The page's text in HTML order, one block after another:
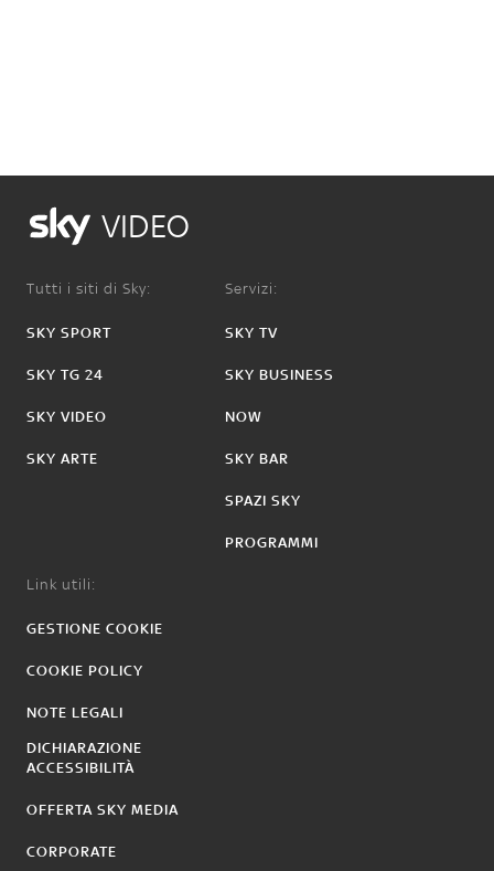
VIDEO
Tutti i siti di Sky:
SKY SPORT
SKY TG 24
SKY VIDEO
SKY ARTE
Servizi:
SKY TV
SKY BUSINESS
NOW
SKY BAR
SPAZI SKY
PROGRAMMI
Link utili:
GESTIONE COOKIE
COOKIE POLICY
NOTE LEGALI
DICHIARAZIONE
ACCESSIBILITÀ
OFFERTA SKY MEDIA
CORPORATE